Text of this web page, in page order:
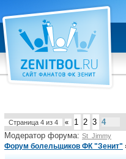
Страница 4 из 4 « 1 2 3 4
Модератор форума: St_Jimmy
Форум болельщиков ФК "Зенит"